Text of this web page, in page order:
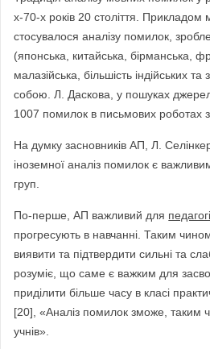
х-70-х років 20 століття.
стосувалося аналізу помилок,
(японська, китайська, бірманська,
малазійська, більшість індійських
собою. Л. Даскова, у пошуках джерел
1007 помилок в письмових роботах з
На думку засновників АП, Л.
іноземної аналіз помилок є
груп.
По-перше, АП важливий для
прогресують в навчанні. Таким
виявити та підтвердити сильні та
розуміє, що саме є важким для
приділити більше часу в класі
[20], «Аналіз помилок зможе, таким
учнів».